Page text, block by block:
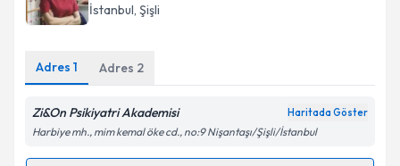
İstanbul, Şişli
Adres 1 Adres 2
Zi&On Psikiyatri Akademisi Haritada Göster
Harbiye mh., mim kemal öke cd., no:9 Nişantaşı/Şişli/İstanbul